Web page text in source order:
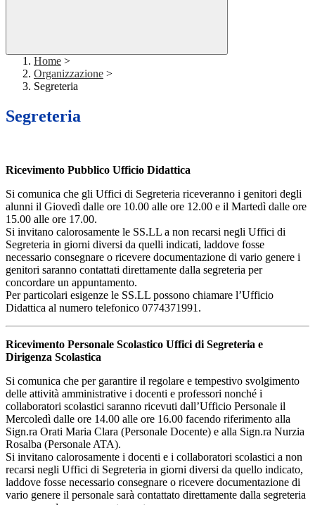
Home >
Organizzazione >
Segreteria
Segreteria
Ricevimento Pubblico Ufficio Didattica
Si comunica che gli Uffici di Segreteria riceveranno i genitori degli
alunni il Giovedì dalle ore 10.00 alle ore 12.00 e il Martedì dalle ore
15.00 alle ore 17.00.
Si invitano calorosamente le SS.LL a non recarsi negli Uffici di
Segreteria in giorni diversi da quelli indicati, laddove fosse
necessario consegnare o ricevere documentazione di vario genere i
genitori saranno contattati direttamente dalla segreteria per
concordare un appuntamento.
Per particolari esigenze le SS.LL possono chiamare l’Ufficio
Didattica al numero telefonico 0774371991.
Ricevimento Personale Scolastico Uffici di Segreteria e
Dirigenza Scolastica
Si comunica che per garantire il regolare e tempestivo svolgimento
delle attività amministrative i docenti e professori nonché i
collaboratori scolastici saranno ricevuti dall’Ufficio Personale il
Mercoledì dalle ore 14.00 alle ore 16.00 facendo riferimento alla
Sign.ra Orati Maria Clara (Personale Docente) e alla Sign.ra Nurzia
Rosalba (Personale ATA).
Si invitano calorosamente i docenti e i collaboratori scolastici a non
recarsi negli Uffici di Segreteria in giorni diversi da quello indicato,
laddove fosse necessario consegnare o ricevere documentazione di
vario genere il personale sarà contattato direttamente dalla segreteria